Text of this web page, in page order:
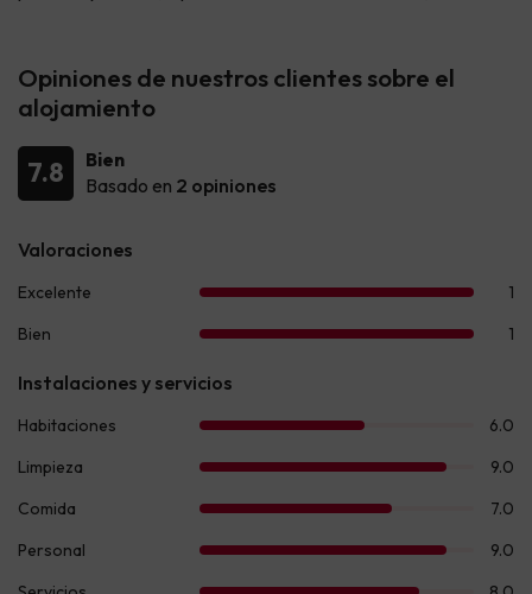
Opiniones de nuestros clientes sobre el
alojamiento
7.8
Bien
Basado en 2 opiniones